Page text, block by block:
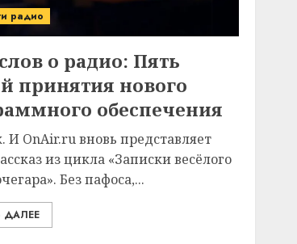
радио
о радио: Пять
принятия нового
обеспечения
И OnAir.ru вновь представляет
из цикла «Записки весёлого
Без пафоса,...
ДАЛЕЕ